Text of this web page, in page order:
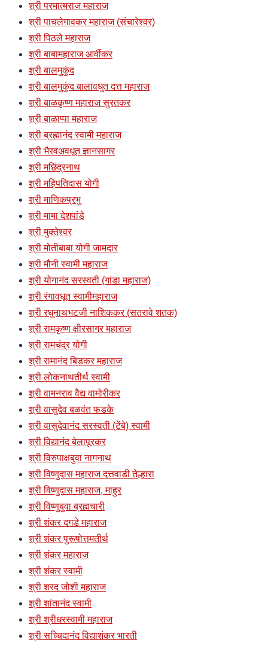
श्री परमात्मराज महाराज
श्री पाचलेगावकर महाराज (संचारेश्वर)
श्री पिठले महाराज
श्री बाबामहाराज आर्वीकर
श्री बालमुकुंद
श्री बालमुकुंद बालावधुत दत्त महाराज
श्री बाळकृष्ण महाराज सुरतकर
श्री बाळाप्पा महाराज
श्री ब्रह्मानंद स्वामी महाराज
श्री भैरवअवधूत ज्ञानसागर
श्री मछिंद्रनाथ
श्री महिपतिदास योगी
श्री माणिकप्रभु
श्री मामा देशपांडे
श्री मुक्तेश्वर
श्री मोतीबाबा योगी जामदार
श्री मौनी स्वामी महाराज
श्री योगानंद सरस्वती (गांडा महाराज)
श्री रंगावधूत स्वामीमहाराज
श्री रघुनाथभटजी नाशिककर (सतरावे शतक)
श्री रामकृष्ण क्षीरसागर महाराज
श्री रामचंद्र योगी
श्री रामानंद बिडकर महाराज
श्री लोकनाथतीर्थ स्वामी
श्री वामनराव वैद्य वामोरीकर
श्री वासुदेव बळवंत फडके
श्री वासुदेवानंद सरस्वती (टेंबे) स्वामी
श्री विद्यानंद बेलापूरकर
श्री विरुपाक्षबुवा नागनाथ
श्री विष्णुदास महाराज दत्तवाडी तेल्हारा
श्री विष्णुदास महाराज, माहुर
श्री विष्णुबुवा ब्रह्मचारी
श्री शंकर दगडे महाराज
श्री शंकर पुरूषोत्तमतीर्थ
श्री शंकर महाराज
श्री शंकर स्वामी
श्री शरद जोशी महाराज
श्री शांतानंद स्वामी
श्री श्रीधरस्वामी महाराज
श्री सच्चिदानंद विद्याशंकर भारती